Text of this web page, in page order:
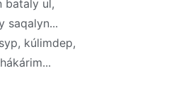
bataly ul,
saqalyn...
kúlimdep,